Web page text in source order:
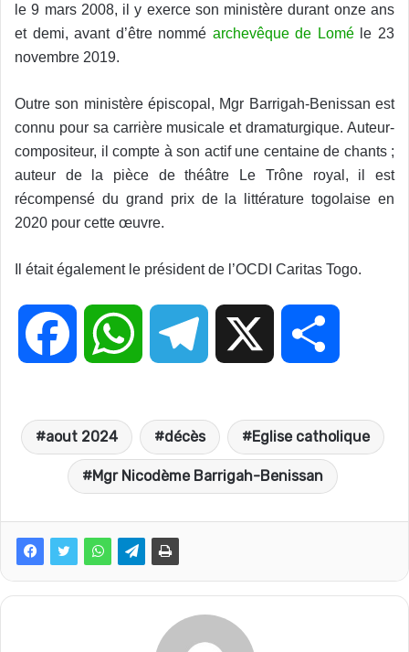
le 9 mars 2008, il y exerce son ministère durant onze ans
et demi, avant d’être nommé archevêque de Loméle 23
novembre 2019.
Outre son ministère épiscopal, Mgr Barrigah-Benissan est
connu pour sa carrière musicale et dramaturgique. Auteur-
compositeur, il compte à son actif une centaine de chants ;
auteur de la pièce de théâtre Le Trône royal, il est
récompensé du grand prix de la littérature togolaise en
2020 pour cette œuvre.
Il était également le président de l’OCDI Caritas Togo.
c
b
a
s
l r
aout 2024 décès Eglise catholique
Mgr Nicodème Barrigah-Benissan